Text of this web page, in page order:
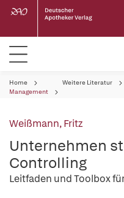
Home Weitere Literatur
Management
Weißmann, Fritz
Unternehmen
Controlling
Leitfaden und Toolbox